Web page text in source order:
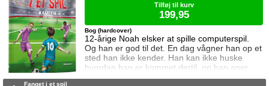
12-årige Noah elsker at spille computerspil.
Og han er god til det. En dag vågner han op et
sted han ikke kender. Han kan ikke huske
hvordan han er kommet dertil, og han aner
ikke hvordan han kommer hjem igen. Den
Bog (hardcover)
Tilføj til kurv
199,95
Fanget i et spil